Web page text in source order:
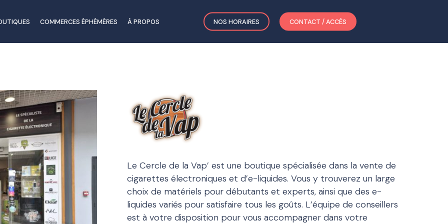
COMMERCES ÉPHÉMÈRES À PROPOS NOS HORAIRES CONTACT / ACCÈS
Le Cercle de la Vap’ est une boutique spécialisée dans la vente de
cigarettes électroniques et d’e-liquides. Vous y trouverez un large
choix de matériels pour débutants et experts, ainsi que des e-
liquides variés pour satisfaire tous les goûts. L’équipe de conseillers
est à votre disposition pour vous accompagner dans votre